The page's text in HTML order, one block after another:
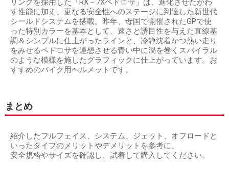
リングを採用した「RX－7Xペドロサ」は、進化させたかわ
す性能に加え、更なる安全性へのステージに到達した新世代
シールドシステムを搭載。昨年、母国で開催されたGPで使
った特別カラーを基本として、速さと誘目性を与えた直線基
調＆シンプルに仕上がったラインと、冷静沈着かつ熱い走り
をみせるペドロサを連想させる青い中に渦を巻くスパイラル
のような模様を施したグラフィックに仕上がっています。お
すすめのバイク用ヘルメットです。
まとめ
紹介したフルフェイス、システム、ジェット、オフロードと
いったタイプのメリットやデメリットを参考に、
安全規格やサイズを確認し、試着して購入してください。